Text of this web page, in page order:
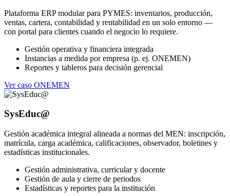
Plataforma ERP modular para PYMES: inventarios, producción,
ventas, cartera, contabilidad y rentabilidad en un solo entorno —
con portal para clientes cuando el negocio lo requiere.
Gestión operativa y financiera integrada
Instancias a medida por empresa (p. ej. ONEMEN)
Reportes y tableros para decisión gerencial
Ver caso ONEMEN
SysEduc@
Gestión académica integral alineada a normas del MEN: inscripción,
matrícula, carga académica, calificaciones, observador, boletines y
estadísticas institucionales.
Gestión administrativa, curricular y docente
Gestión de aula y cierre de periodos
Estadísticas y reportes para la institución